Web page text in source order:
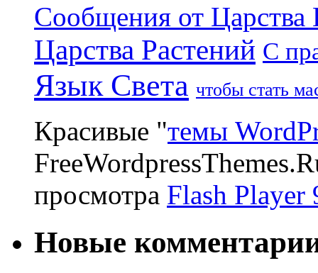
Сообщения от Царства
Царства Растений С
Язык Света чтобы стать
Красивые "темы
просмотра Flash Player
Новые